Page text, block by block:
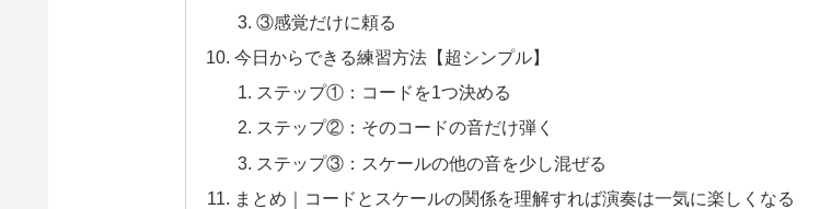
③感覚だけに頼る
今日からできる練習方法【超シンプル】
ステップ①：コードを1つ決める
ステップ②：そのコードの音だけ弾く
ステップ③：スケールの他の音を少し混ぜる
まとめ｜コードとスケールの関係を理解すれば演奏は一気に楽しくなる